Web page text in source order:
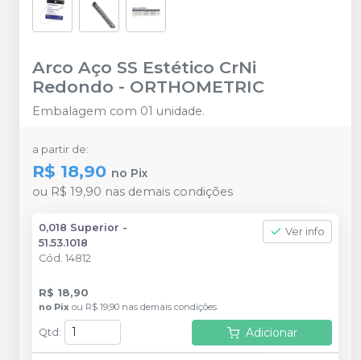
Arco Aço SS Estético CrNi
Redondo - ORTHOMETRIC
Embalagem com 01 unidade.
a partir de:
R$ 18,90 no Pix
ou R$ 19,90 nas demais condições
0,018 Superior -
51.53.1018
Cód. 14812
Ver info
R$ 18,90
no Pix ou R$ 19,90 nas demais condições
Qtd : Adicionar